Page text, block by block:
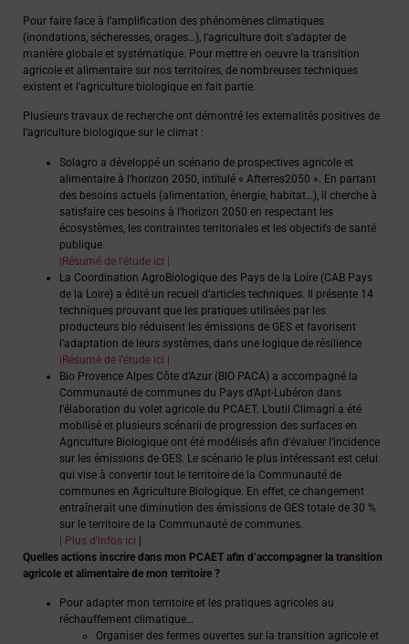
Pour faire face à l’amplification des phénomènes climatiques
(inondations, sécheresses, orages…), l’agriculture doit s’adapter de
manière globale et systématique. Pour mettre en oeuvre la transition
agricole et alimentaire sur nos territoires, de nombreuses techniques
existent et l’agriculture biologique en fait partie.
Plusieurs travaux de recherche ont démontré les externalités positives de
l’agriculture biologique sur le climat :
Solagro a développé un scénario de prospectives agricole et
alimentaire à l’horizon 2050, intitulé « Afterres2050 ». En partant
des besoins actuels (alimentation, énergie, habitat…), il cherche à
satisfaire ces besoins à l’horizon 2050 en respectant les
écosystèmes, les contraintes territoriales et les objectifs de santé
publique.
|Résumé de l’étude ici |
La Coordination AgroBiologique des Pays de la Loire (CAB Pays
de la Loire) a édité un recueil d’articles techniques. Il présente 14
techniques prouvant que les pratiques utilisées par les
producteurs bio réduisent les émissions de GES et favorisent
l’adaptation de leurs systèmes, dans une logique de résilience
|Résumé de l’étude ici |
Bio Provence Alpes Côte d’Azur (BIO PACA) a accompagné la
Communauté de communes du Pays d’Apt-Lubéron dans
l’élaboration du volet agricole du PCAET. L’outil Climagri a été
mobilisé et plusieurs scénarii de progression des surfaces en
Agriculture Biologique ont été modélisés afin d’évaluer l’incidence
sur les émissions de GES. Le scénario le plus intéressant est celui
qui vise à convertir tout le territoire de la Communauté de
communes en Agriculture Biologique. En effet, ce changement
entraînerait une diminution des émissions de GES totale de 30 %
sur le territoire de la Communauté de communes.
| Plus d’infos ici |
Quelles actions inscrire dans mon PCAET afin d’accompagner la transition
agricole et alimentaire de mon territoire ?
Pour adapter mon territoire et les pratiques agricoles au
réchauffement climatique…
Organiser des fermes ouvertes sur la transition agricole et